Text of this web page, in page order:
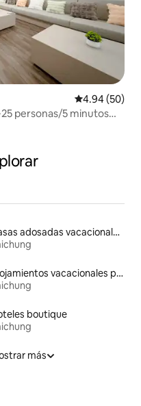
Calificación
4.94 (50)
personas/5 minutos
Casas adosadas vacacionales
Alojamientos vacacionales para familias
boutique
más